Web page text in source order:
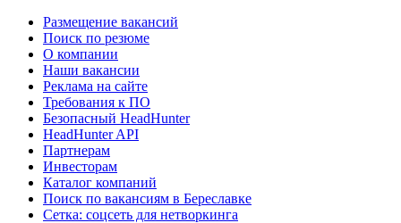
Размещение вакансий
Поиск по резюме
О компании
Наши вакансии
Реклама на сайте
Требования к ПО
Безопасный HeadHunter
HeadHunter API
Партнерам
Инвесторам
Каталог компаний
Поиск по вакансиям в Береславке
Сетка: соцсеть для нетворкинга